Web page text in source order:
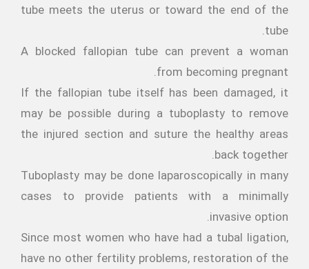
tube meets the uterus or toward the end of the
tube.
A blocked fallopian tube can prevent a woman
from becoming pregnant.
If the fallopian tube itself has been damaged, it
may be possible during a tuboplasty to remove
the injured section and suture the healthy areas
back together.
Tuboplasty may be done laparoscopically in many
cases to provide patients with a minimally
invasive option.
Since most women who have had a tubal ligation,
have no other fertility problems, restoration of the